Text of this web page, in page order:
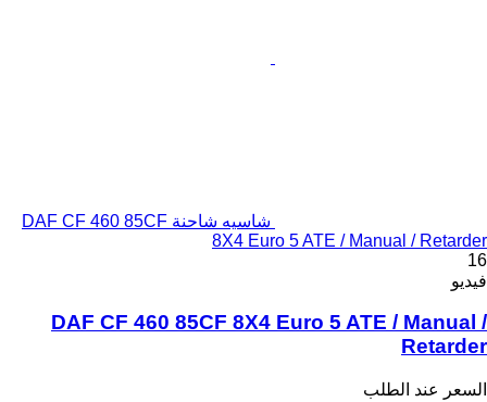
شاسيه شاحنة DAF CF 460 85CF
8X4 Euro 5 ATE / Manual / Retarder
16
فيديو
DAF CF 460 85CF 8X4 Euro 5 ATE / Manual /
Retarder
السعر عند الطلب